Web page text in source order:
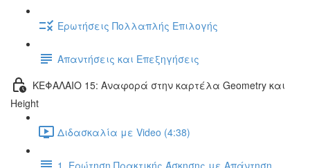
Ερωτήσεις Πολλαπλής Επιλογής
Απαντήσεις και Επεξηγήσεις
ΚΕΦΑΛΑΙΟ 15: Αναφορά στην καρτέλα Geometry και
Height
Διδασκαλία με Video (4:38)
1. Ερώτηση Πρακτικής Άσκησης με Απάντηση